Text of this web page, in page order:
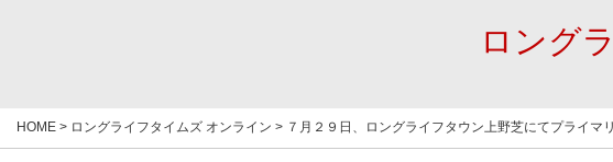
ロング
HOME > ロングライフタイムズ オンライン > ７月２９日、ロングライフタウン上野芝にてプライマ